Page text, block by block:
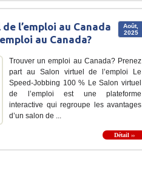
Août,
2025
l’emploi au Canada
au Canada?
Trouver un emploi au Canada? Prenez
part au Salon virtuel de l’emploi Le
Speed-Jobbing 100 % Le Salon virtuel
de l’emploi est une plateforme
interactive qui regroupe les avantages
d’un salon de ...
Détail ››